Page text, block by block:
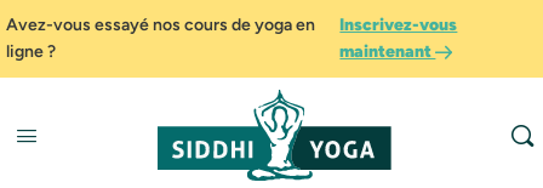
Avez-vous essayé nos cours de yoga en
ligne ?
Inscrivez-vous
maintenant